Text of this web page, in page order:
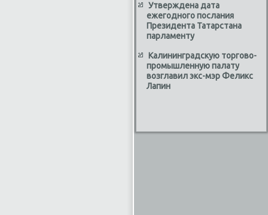
Утверждена дата
ежегодного послания
Президента Татарстана
парламенту
Калининградскую торгово-
промышленную палату
возглавил экс-мэр Феликс
Лапин